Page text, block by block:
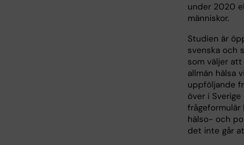
under 2020
människor.
Studien är
svenska och
som väljer
allmän hälsa
uppföljande
över i
hälso- och
det inte går